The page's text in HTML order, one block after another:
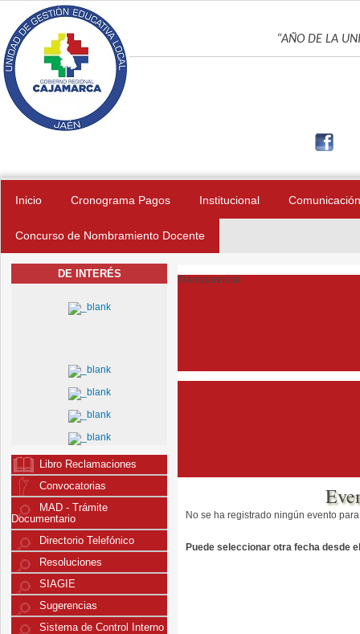
Pasar al contenido principal
“AÑO DE LA
Inicio Cronograma Pagos Institucional Comunicación
Concurso de Nombramiento Docente
DE INTERÉS
Libro Reclamaciones
Convocatorias
MAD - Trámite
Documentario
Directorio Telefónico
Resoluciones
SIAGIE
Sugerencias
Sistema de Control Interno
Transparencia
No se ha registrado ningún evento
Puede seleccionar otra fecha desde